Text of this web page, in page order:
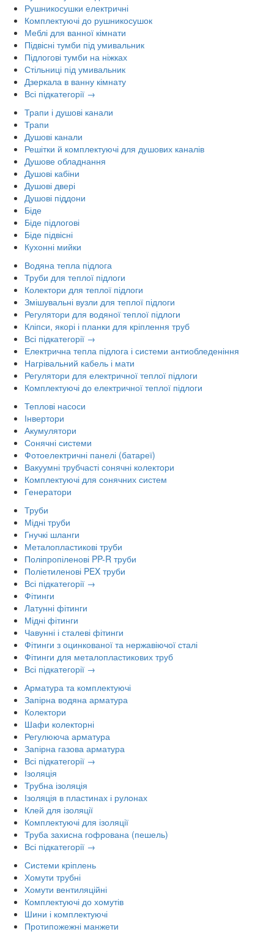
Рушникосушки електричні
Комплектуючі до рушникосушок
Меблі для ванної кімнати
Підвісні тумби під умивальник
Підлогові тумби на ніжках
Стільниці під умивальник
Дзеркала в ванну кімнату
Всі підкатегорії →
Трапи і душові канали
Трапи
Душові канали
Решітки й комплектуючі для душових каналів
Душове обладнання
Душові кабіни
Душові двері
Душові піддони
Біде
Біде підлогові
Біде підвісні
Кухонні мийки
Водяна тепла підлога
Труби для теплої підлоги
Колектори для теплої підлоги
Змішувальні вузли для теплої підлоги
Регулятори для водяної теплої підлоги
Кліпси, якорі і планки для кріплення труб
Всі підкатегорії →
Електрична тепла підлога і системи антиобледеніння
Нагрівальний кабель і мати
Регулятори для електричної теплої підлоги
Комплектуючі до електричної теплої підлоги
Теплові насоси
Інвертори
Акумулятори
Сонячні системи
Фотоелектричні панелі (батареї)
Вакуумні трубчасті сонячні колектори
Комплектуючі для сонячних систем
Генератори
Труби
Мідні труби
Гнучкі шланги
Металопластикові труби
Поліпропіленові PP-R труби
Поліетиленові PEX труби
Всі підкатегорії →
Фітинги
Латунні фітинги
Мідні фітинги
Чавунні і сталеві фітинги
Фітинги з оцинкованої та нержавіючої сталі
Фітинги для металопластикових труб
Всі підкатегорії →
Арматура та комплектуючі
Запірна водяна арматура
Колектори
Шафи колекторні
Регулююча арматура
Запірна газова арматура
Всі підкатегорії →
Ізоляція
Трубна ізоляція
Ізоляція в пластинах і рулонах
Клей для ізоляції
Комплектуючі для ізоляції
Труба захисна гофрована (пешель)
Всі підкатегорії →
Системи кріплень
Хомути трубні
Хомути вентиляційні
Комплектуючі до хомутів
Шини і комплектуючі
Протипожежні манжети